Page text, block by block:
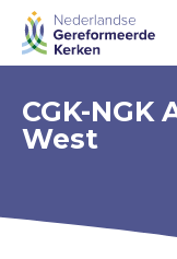
Skip
navigation
CGK-
West